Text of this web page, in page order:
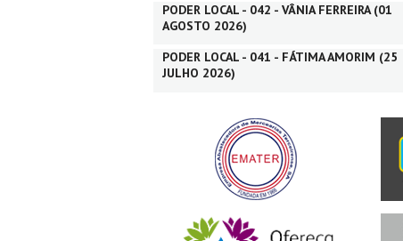
PODER LOCAL - 042 - VÂNIA FERREIRA (01
AGOSTO 2026)
PODER LOCAL - 041 - FÁTIMA AMORIM (25
JULHO 2026)